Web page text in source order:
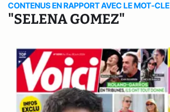
CONTENUS EN RAPPORT AVEC LE MOT-CLE
"SELENA GOMEZ"